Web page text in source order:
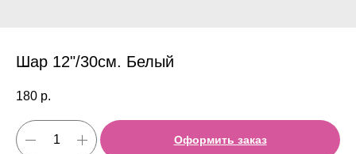
Шар 12"/30см. Белый
180 р.
Оформить заказ